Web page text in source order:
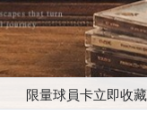
限量球員卡立即收藏